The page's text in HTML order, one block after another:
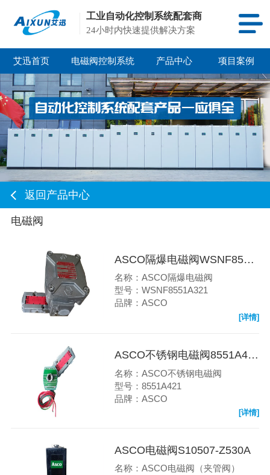
工业自动化控制系统配套商
24小时内快速提供解决方案
艾迅首页 电磁阀控制系统 产品中心 项目案例
返回产品中心
电磁阀
ASCO隔爆电磁阀WSNF8551A321
名称：ASCO隔爆电磁阀
型号：WSNF8551A321
品牌：ASCO
[详情]
ASCO不锈钢电磁阀8551A421
名称：ASCO不锈钢电磁阀
型号：8551A421
品牌：ASCO
[详情]
ASCO电磁阀S10507-Z530A
名称：ASCO电磁阀（夹管阀）